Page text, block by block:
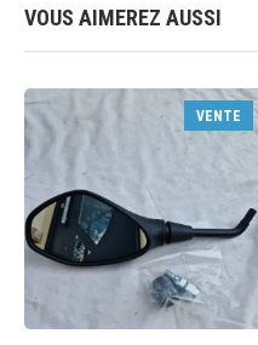
VOUS AIMEREZ AUSSI
VENTE